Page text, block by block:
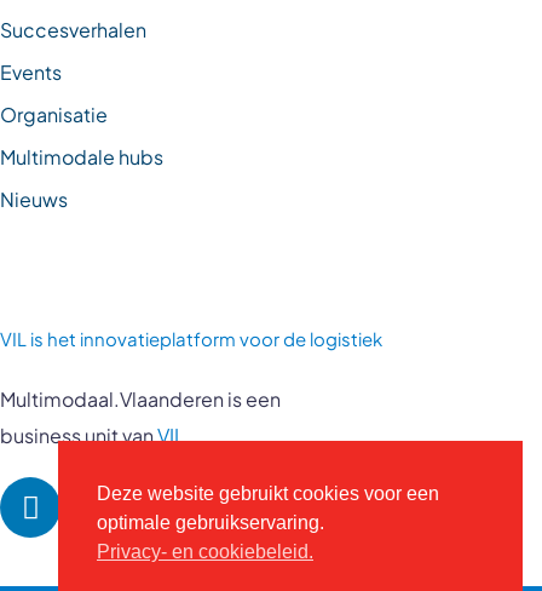
Succesverhalen
Events
Organisatie
Multimodale hubs
Nieuws
VIL is het innovatieplatform voor de logistiek
Multimodaal.Vlaanderen is een
business unit vanVIL
Deze website gebruikt cookies voor een
optimale gebruikservaring.
Privacy- en cookiebeleid.